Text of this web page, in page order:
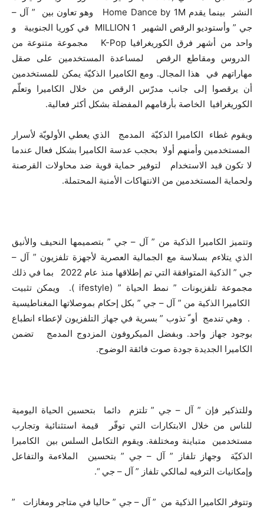
النشر بينما يقدم Home Dance by 1M وهو تعاون بين ” آل –
جي ” وأستوديو الرقص الشهير MILLION 1 في كوريا الجنوبية و
واحد من أشهر فرق الكوريغرافيا K-Pop مجموعة متنوعة من
الدروس ومقاطع الرقص لمساعدة المستخدمين على صقل
مهاراتهم في هذا المجال. ومع الكاميرا الذكيّة يمكن للمستخدمين
أن يرقصوا إلى جانب مدرّس الرقص من خلال الكاميرا وتعلّم
الكوريغرافيا الخاصة بأرقامهم المفضلة بشكل أكثر فعالية.
ويقوم غطاء الكاميرا الذكيّة المدمج الذي يعطي الأولويّة لأسرار
المستخدمين وأمنهم أولا بحجب عدسة الكاميرا بشكل فعال عندما
لا تكون قيد الاستخدام لتوفير حماية قوية ضد محاولات القرصنة
ولحماية المستخدمين من الانتهاكات الأمنية المحتملة.
وتتميز الكاميرا الذكية من ” آل – جي ” بتصميمها النحيف والأنيق
الذي يتلاءم بسلاسة مع الجمالية العصرية لأجهزة تلفزيون ” آل –
جي ” الذكية المتوافقة التي تم إطلاقها منذ عام 2022 بما في ذلك
مجموعة تلفزيونات ” نمط الحياة ” (ifestyle ). ويمكن تثبيت
الكاميرا الذكية من ” آل – جي ” بكل إحكام بموصلاتها المغناطيسية
. وهي تندمج أو ّ تذوب ” بسرية في جهاز التلفزيون لإعطاء انطباع
بوجود جهاز واحد. وبفضل الميكروفون المزدوج المدمج تضمن
الكاميرا الجديدة جودة صوت فائقة الوضوح.
وللتذكير فإن ” آل – جي ” تلتزم دائما بتحسين الحياة اليومية
للناس من خلال الابتكارات التي توفّر قيمة استثنائية وتجارب
مستخدمين متباينة ومختلفة. ويقوم التكامل السلس بين الكاميرا
الذكيّة وجهاز تلفاز ” آل – جي ” بتحسين الملاءمة والتفاعل
وإمكانيات الترفيه لمالكي تلفاز ” آل – جي “.
وتتوفر الكاميرا الذكية من ” آل – جي ” حاليا في متاجر ومغازات ”